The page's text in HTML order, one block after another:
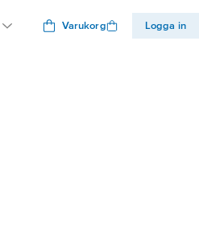
Varukorg Logga in